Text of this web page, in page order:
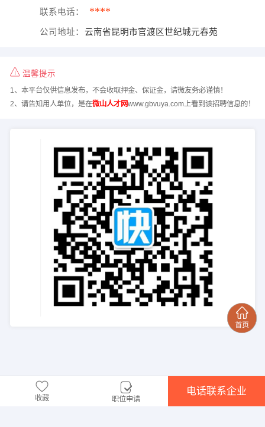
联系电话： ****
公司地址： 云南省昆明市官渡区世纪城元春苑
温馨提示
1、本平台仅供信息发布，不会收取押金、保证金，请微友务必谨慎！
2、请告知用人单位，是在微山人才网www.gbvuya.com上看到该招聘信息的！
收藏 职位申请
电话联系企业